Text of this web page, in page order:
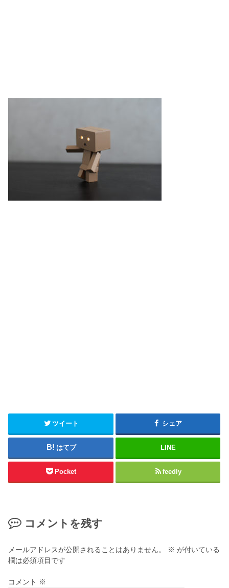
ツイート シェア
はてブ LINE
Pocket feedly
コメントを残す
メールアドレスが公開されることはありません。 ※ が付いている
欄は必須項目です
コメント ※